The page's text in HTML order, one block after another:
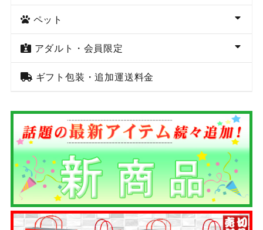
ペット
アダルト・会員限定
ギフト包装・追加運送料金